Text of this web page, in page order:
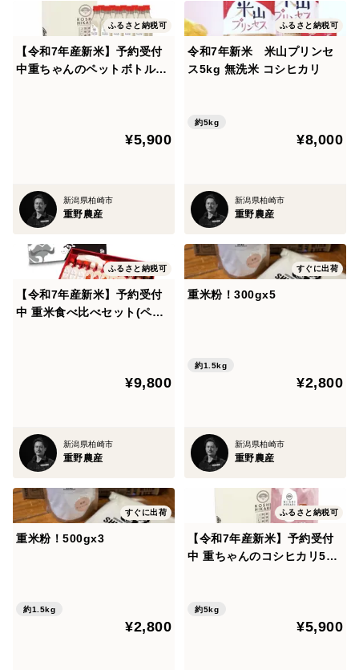
ふるさと納税可
【令和7年産新米】予約受付
中重ちゃんのペットボトル米
¥5,900
新潟県柏崎市
重野農産
ふるさと納税可
令和7年新米 米山プリンセ
ス5kg 無洗米 コシヒカリ
約5kg
¥8,000
新潟県柏崎市
重野農産
ふるさと納税可
【令和7年産新米】予約受付
中 重米食べ比べセット(ペッ
¥9,800
新潟県柏崎市
重野農産
すぐに出荷
重米粉！300gx5
約1.5kg
¥2,800
新潟県柏崎市
重野農産
すぐに出荷
重米粉！500gx3
約1.5kg
¥2,800
ふるさと納税可
【令和7年産新米】予約受付
中 重ちゃんのコシヒカリ5kg
約5kg
¥5,900